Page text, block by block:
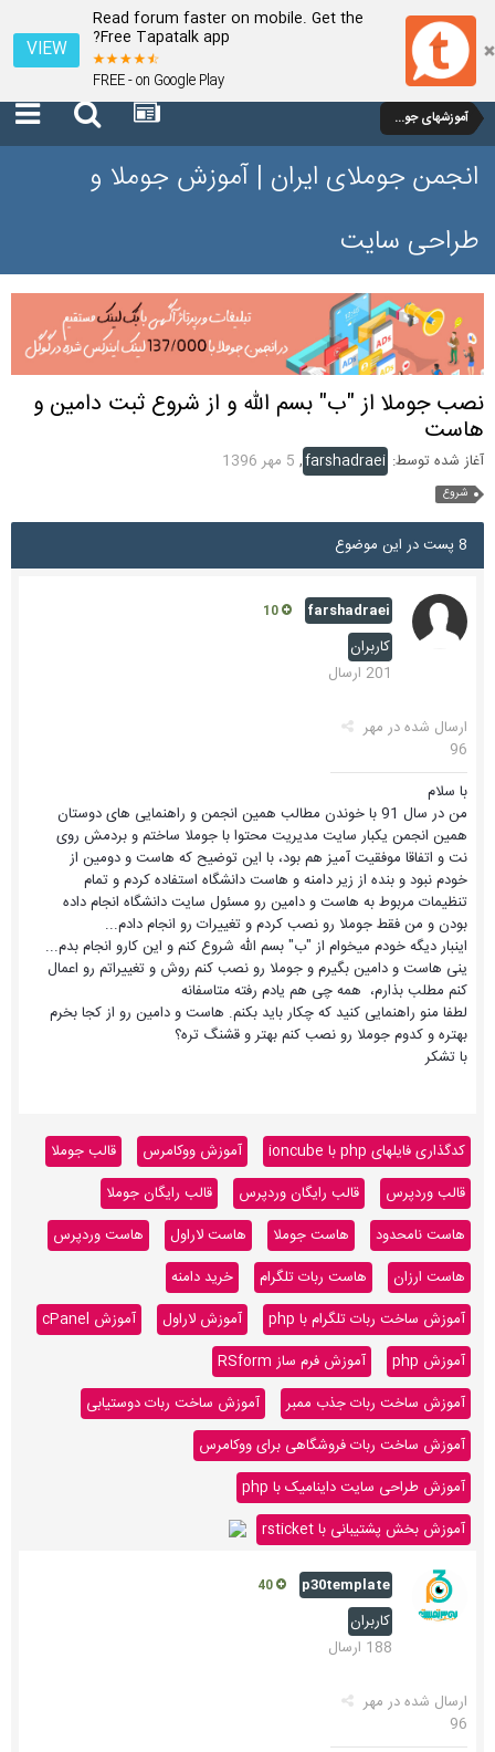
Read forum faster on mobile. Get the
Free Tapatalk app?
FREE - on Google Play
VIEW
آموزشهای جوملا 3 تا 3.9
انجمن جوملای ایران | آموزش جوملا و
طراحی سایت
نصب جوملا از "ب" بسم الله و از شروع ثبت دامین و
هاست
آغاز شده توسط: farshadraei
, 5 مهر 1396
شروع
8 پست در این موضوع
farshadraei
کاربران
201 ارسال
ارسال شده در مهر
96
با سلام
من در سال 91 با خوندن مطالب همین انجمن و راهنمایی های دوستان
همین انجمن یکبار سایت مدیریت محتوا با جوملا ساختم و بردمش روی
نت و اتفاقا موفقیت آمیز هم بود، با این توضیح که هاست و دومین از
خودم نبود و بنده از زیر دامنه و هاست دانشگاه استفاده کردم و تمام
تنظیمات مربوط به هاست و دامین رو مسئول سایت دانشگاه انجام داده
بودن و من فقط جوملا رو نصب کردم و تغییرات رو انجام دادم...
اینبار دیگه خودم میخوام از "ب" بسم الله شروع کنم و این کارو انجام بدم...
ینی هاست و دامین بگیرم و جوملا رو نصب کنم روش و تغییراتم رو اعمال
کنم مطلب بذارم، همه چی هم یادم رفته متاسفانه
لطفا منو راهنمایی کنید که چکار باید بکنم. هاست و دامین رو از کجا بخرم
بهتره و کدوم جوملا رو نصب کنم بهتر و قشنگ تره؟
با تشکر
کدگذاری فایلهای php با ioncube آموزش ووکامرس
قالب جوملا
قالب وردپرس
قالب رایگان وردپرس
قالب رایگان جوملا
هاست نامحدود
هاست جوملا هاست لاراول
هاست وردپرس
هاست ارزان
هاست ربات تلگرام
خرید دامنه
آموزش ساخت ربات تلگرام با php
آموزش لاراول
آموزش cPanel
آموزش php
آموزش فرم ساز RSform
آموزش ساخت ربات جذب ممبر
آموزش ساخت ربات دوستیابی
آموزش ساخت ربات فروشگاهی برای ووکامرس
آموزش طراحی سایت داینامیک با php
آموزش بخش پشتیبانی با rsticket
p30template
کاربران
188 ارسال
ارسال شده در مهر
96